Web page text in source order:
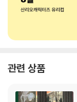
관련 상품